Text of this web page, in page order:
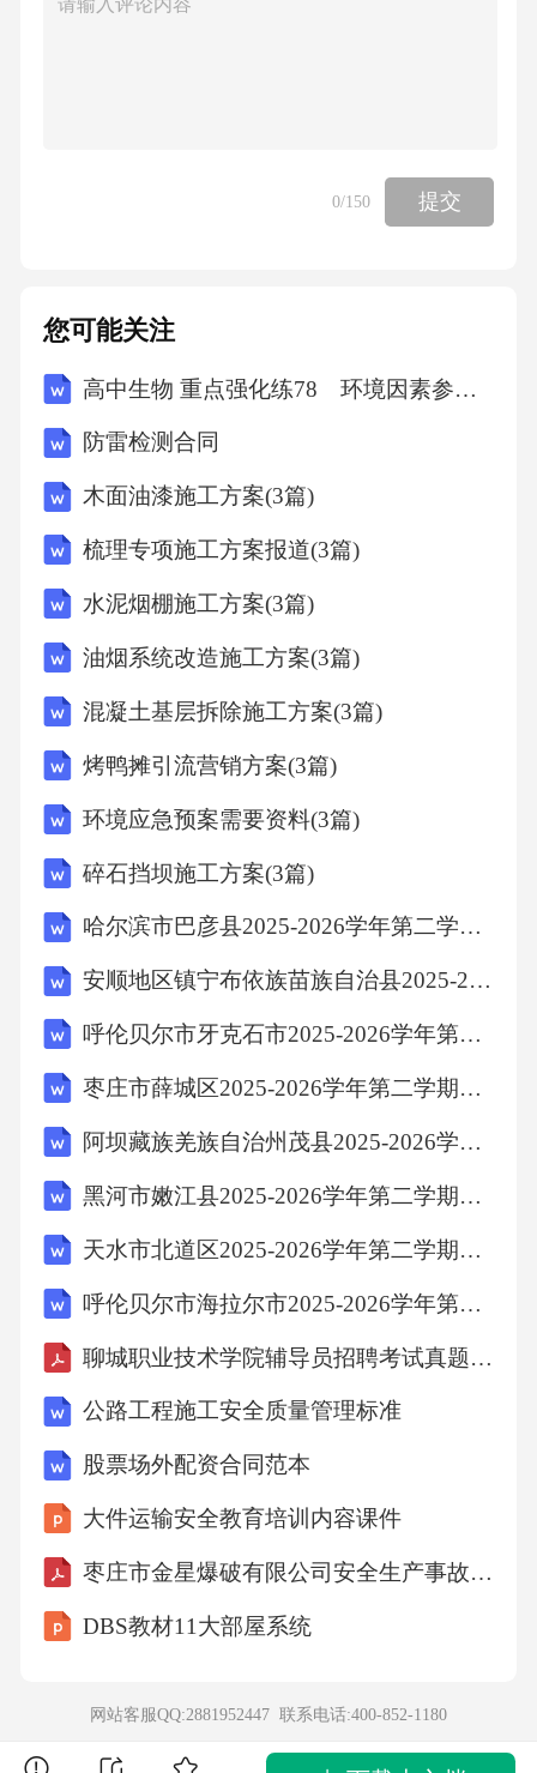
工匠们____________的特点。(4分)4.文中提到
思想感情？(3分)6.作为宣城的小学生，你认为
我们可以为传承“文房四宝”文化做些什么？(至
来自外地的朋友介绍一处宣州区的风景名胜或
特色文化（如敬亭山、谢朓楼、水东老街、宣
州窑等），你会如何介绍？请简要写下你的介
色，至少3句话)四、习作(30分)题目：那一刻，
我长大了提示：成长，有时就在一瞬间。或许
是一次勇敢的尝试，或许是一份深深的理解，
或许是一个郑重的决定……请选择你生活中真
你真实的感受与收获。要求：内容具体，感情
真实，语句通顺，书写工整，不少于400字。参
考答案一、积累与运用(35分)1.妒忌胸膛慈祥坠
落引荐妨碍呐喊颤抖(每字0.5分)2.chúhèpōbēnɡh
uǎnɡyān(每个0.5分)3.示例：遮挡甘蔗；芝麻之
后；瓢泼大雨飘扬(每空0.5分，合理即可)4.疾面
信肃模脚勃勃际(每空0.5分)(1)半信半疑(1分)(2)
示例：眼疾手快(1分，结构为“名+形+名+形”的
书，深厚得让每个宣州人都为之骄傲。(2分，运
用比喻和递进，合理即可)(2)删去“基本上”或
“都”。(2分)(3)妈妈对我说，她今晚要加班，让
我自己热一下宣州粑粑吃。(2分，人称、标点转
换正确)6.(1)也傍桑阴学种瓜(2)遗民泪尽胡尘里
(3)罗贯中三国演义(4)金文隶书(每空0.5分)二、
阅读理解(30分)(一)课内阅读(12分)1.船夫的驾驶
技术特别好。(1分)行船速度极快时操纵自如(1
过且速度快，能做急转弯(1分)。(后三空意思对
即可)2.写了商人、青年妇女、孩子、老人(保
姆、全家)。(2分，至少写出三类人)说明了小艇
与人们的日常生活息息相关(是人们重要的交通
0/150 提交
您可能关注
高中生物 重点强化练78 环境因素参与调节植物的生命活动
防雷检测合同
木面油漆施工方案(3篇)
梳理专项施工方案报道(3篇)
水泥烟棚施工方案(3篇)
油烟系统改造施工方案(3篇)
混凝土基层拆除施工方案(3篇)
烤鸭摊引流营销方案(3篇)
环境应急预案需要资料(3篇)
碎石挡坝施工方案(3篇)
哈尔滨市巴彦县2025-2026学年第二学期四年级语文期末考试卷(部编版含答案)
安顺地区镇宁布依族苗族自治县2025-2026学年第二学期五年级语文第八单元测试卷(部编版含答案)
呼伦贝尔市牙克石市2025-2026学年第二学期五年级语文期末考试卷(部编版含答案)
枣庄市薛城区2025-2026学年第二学期五年级语文第七单元测试卷(部编版含答案)
阿坝藏族羌族自治州茂县2025-2026学年第二学期五年级语文第八单元测试卷(部编版含答案)
黑河市嫩江县2025-2026学年第二学期五年级语文期末考试卷(部编版含答案)
天水市北道区2025-2026学年第二学期四年级语文期末考试卷(部编版含答案)
呼伦贝尔市海拉尔市2025-2026学年第二学期三年级语文期末考试卷(部编版含答案)
聊城职业技术学院辅导员招聘考试真题及答案
公路工程施工安全质量管理标准
股票场外配资合同范本
大件运输安全教育培训内容课件
枣庄市金星爆破有限公司安全生产事故应急预案1
DBS教材11大部屋系统
网站客服QQ:2881952447 联系电话:400-852-1180